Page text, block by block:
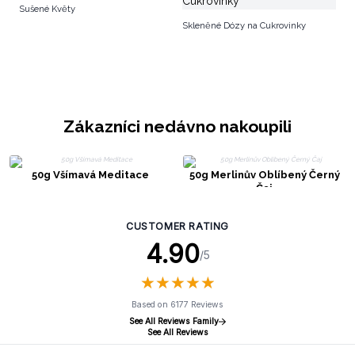
Sušené Květy
Skleněné Dózy na Cukrovinky
Zákazníci nedávno nakoupili
50g Všímavá Meditace
50g Merlinův Oblíbený Černý
Čaj
CUSTOMER RATING
4.90/5
★★★★★
★★★★★
Based on 6177 Reviews
See All Reviews Family
See All Reviews